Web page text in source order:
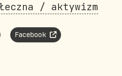
/ aktywizm
Facebook